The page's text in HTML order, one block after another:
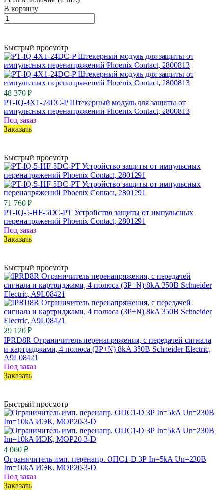
В корзину
Быстрый просмотр
48 370 ₽
PT-IQ-4X1-24DC-P Штекерный модуль для защиты от
импульсных перенапряжений Phoenix Contact, 2800813
Под заказ
Заказать
Быстрый просмотр
71 760 ₽
PT-IQ-5-HF-5DC-PT Устройство защиты от импульсных
перенапряжений Phoenix Contact, 2801291
Под заказ
Заказать
Быстрый просмотр
29 120 ₽
IPRD8R Ограничитель перенапряжения, с передачей сигнала
и картриджами, 4 полюса (3Р+N) 8kA 350В Schneider Electric,
A9L08421
Под заказ
Заказать
Быстрый просмотр
4 060 ₽
Ограничитель имп. перенапр. ОПС1-D 3Р In=5kA Un=230B
Im=10kA ИЭК, MOP20-3-D
Под заказ
Заказать